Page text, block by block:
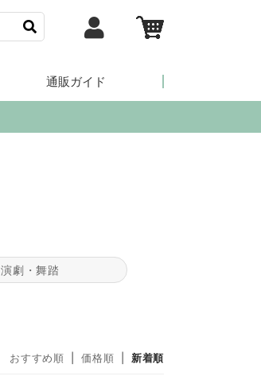
通販ガイド
演劇・舞踏
おすすめ順 価格順 新着順